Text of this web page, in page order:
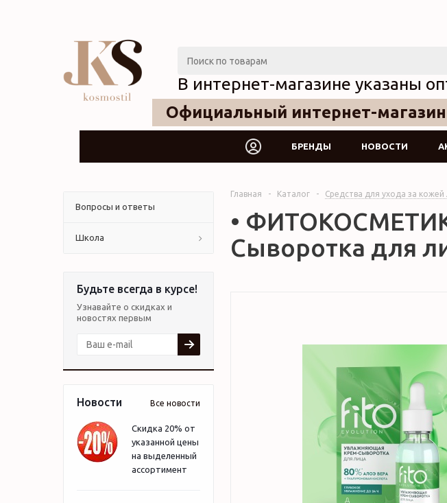
Официальный интернет-
В интернет-магазине указаны
БРЕНДЫ НОВОСТИ
Вопросы и ответы
Школа
Будьте всегда в курсе!
Узнавайте о скидках и
новостях первым
Новости Все новости
Скидка 20% от
указанной цены
на выделенный
ассортимент
Главная - Каталог - Средства для ухода за кожей
•
Сыворотка для